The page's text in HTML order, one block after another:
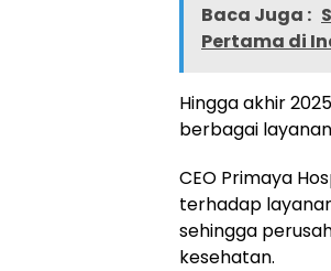
Baca Juga :
Pertama di
Hingga akhir
berbagai
CEO Primaya
terhadap
sehingga
kesehatan.